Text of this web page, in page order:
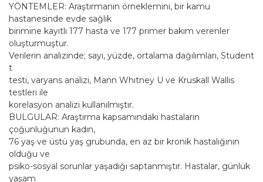
YÖNTEMLER: Araştırmanın örneklemini, bir kamu
hastanesinde evde sağlık
birimine kayıtlı 177 hasta ve 177 primer bakım verenler
oluşturmuştur.
Verilerin analizinde; sayı, yüzde, ortalama dağılımları, Student
t
testi, varyans analizi, Mann Whitney U ve Kruskall Wallis
testleri ile
korelasyon analizi kullanılmıştır.
BULGULAR: Araştırma kapsamındaki hastaların
çoğunluğunun kadın,
76 yaş ve üstü yaş grubunda, en az bir kronik hastalığının
olduğu ve
psiko-sosyal sorunlar yaşadığı saptanmıştır. Hastalar, günlük
yaşam